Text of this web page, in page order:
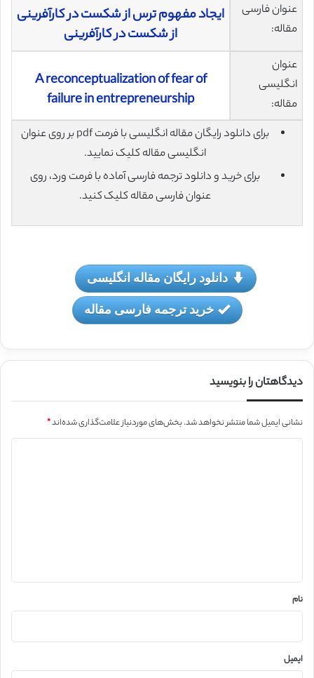
عنوان فارسی
مقاله:
ایجاد مفهوم ترس از شکست در کارآفرینی
از شکست در کارآفرینی
عنوان
انگلیسی
مقاله:
A reconceptualization of fear of
failure in entrepreneurship
برای دانلود رایگان مقاله انگلیسی با فرمت pdf بر روی عنوان
انگلیسی مقاله کلیک نمایید.
برای خرید و دانلود ترجمه فارسی آماده با فرمت ورد، روی
عنوان فارسی مقاله کلیک کنید.
دانلود رایگان مقاله انگلیسی
خرید ترجمه فارسی مقاله
دیدگاهتان را بنویسید
نشانی ایمیل شما منتشر نخواهد شد.بخش‌های موردنیاز علامت‌گذاری شده‌اند*
نام
ایمیل